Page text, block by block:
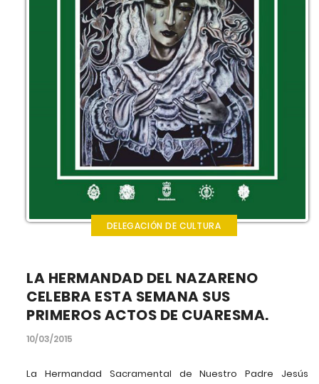
DELEGACIÓN DE CULTURA
LA HERMANDAD DEL NAZARENO
CELEBRA ESTA SEMANA SUS
PRIMEROS ACTOS DE CUARESMA.
10/03/2015
La Hermandad Sacramental de Nuestro Padre Jesús